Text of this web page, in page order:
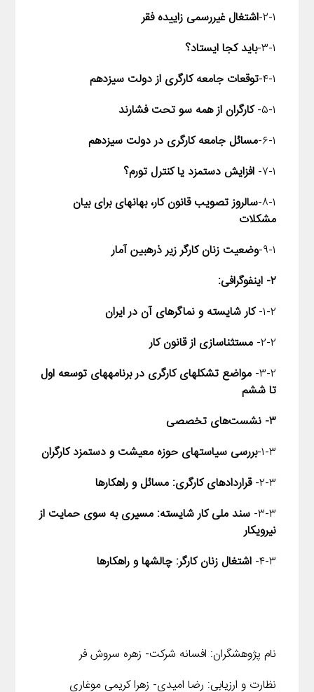
۲-۱- اشتغال غیررسمی زاییده فقر
۳-۱- باید کجا ایستاد؟
۴-۱- توقعات جامعه کارگری از دولت سیزدهم
۵-۱- کارگران از همه سو تحت فشارند
۶-۱- مسائل جامعه کارگری در دولت سیزدهم
۷-۱- افزایش دستمزد یا کنترل تورم؟
۸-۱- سالروز تصویب قانون کار، بهانه­ای برای بیان
مشکلات
۹-۱- وضعیت زنان کارگر زیر ذره­بین آمار
۲- اینفوگرافی:
۱-۲- کار شایسته و نماگرهای آن در ایران
۲-۲- مستثناسازی از قانون کار
۳-۲- مواضع تشکل­های کارگری در برنامه­های توسعه اول
تا ششم
۳- نشست‌های تخصصی
۱-۳- بررسی سیاست­های حوزه معیشت و دستمزد کارگران
۲-۳- قراردادهای کارگری: مسائل و راهکارها
۳-۳- سند ملی کار شایسته: مسیری به سوی حمایت از
نیروی­کار
۴-۳- اشتغال زنان کارگر: چالش­ها و راهکارها
نام پژوهشگران: افسانه شرکت- زهره سروش فر
نظارت و ارزیابی: رضا امیدی- زهرا کریمی موغاری